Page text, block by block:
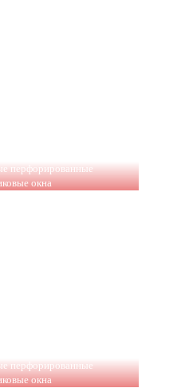
перфорированные
окна
перфорированные
окна